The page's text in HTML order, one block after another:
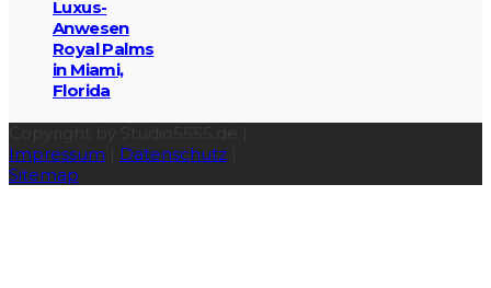
Luxus-
Anwesen
Royal Palms
in Miami,
Florida
Impressum
Datenschutz
Sitemap